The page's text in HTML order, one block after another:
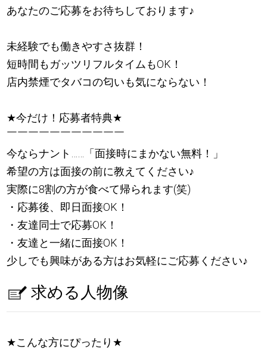
あなたのご応募をお待ちしております♪
未経験でも働きやすさ抜群！
短時間もガッツリフルタイムもOK！
店内禁煙でタバコの匂いも気にならない！
★今だけ！応募者特典★
￣￣￣￣￣￣￣￣￣￣￣
今ならナント……「面接時にまかない無料！」
希望の方は面接の前に教えてください♪
実際に8割の方が食べて帰られます(笑)
・応募後、即日面接OK！
・友達同士で応募OK！
・友達と一緒に面接OK！
少しでも興味がある方はお気軽にご応募ください♪
求める人物像
★こんな方にぴったり ★